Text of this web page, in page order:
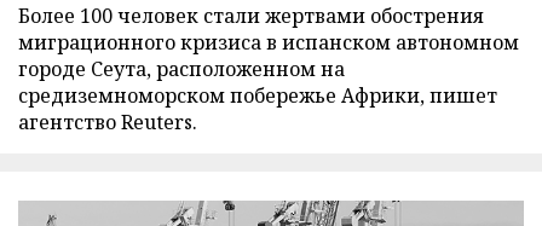
Более 100 человек стали жертвами обострения
миграционного кризиса в испанском автономном
городе Сеута, расположенном на
средиземноморском побережье Африки, пишет
агентство Reuters.